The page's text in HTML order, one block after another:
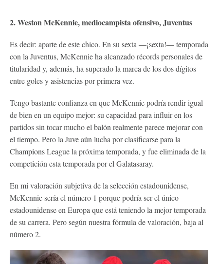
2. Weston McKennie, mediocampista ofensivo, Juventus
Es decir: aparte de este chico. En su sexta —¡sexta!— temporada
con la Juventus, McKennie ha alcanzado récords personales de
titularidad y, además, ha superado la marca de los dos dígitos
entre goles y asistencias por primera vez.
Tengo bastante confianza en que McKennie podría rendir igual
de bien en un equipo mejor: su capacidad para influir en los
partidos sin tocar mucho el balón realmente parece mejorar con
el tiempo. Pero la Juve aún lucha por clasificarse para la
Champions League la próxima temporada, y fue eliminada de la
competición esta temporada por el Galatasaray.
En mi valoración subjetiva de la selección estadounidense,
McKennie sería el número 1 porque podría ser el único
estadounidense en Europa que está teniendo la mejor temporada
de su carrera. Pero según nuestra fórmula de valoración, baja al
número 2.